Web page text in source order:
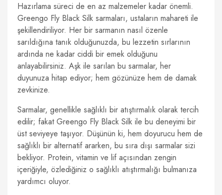
Hazırlama süreci de en az malzemeler kadar önemli.
Greengo Fly Black Silk sarmaları, ustaların mahareti ile
şekillendiriliyor. Her bir sarmanın nasıl özenle
sarıldığına tanık olduğunuzda, bu lezzetin sırlarının
ardında ne kadar ciddi bir emek olduğunu
anlayabilirsiniz. Aşk ile sarılan bu sarmalar, her
duyunuza hitap ediyor; hem gözünüze hem de damak
zevkinize.
Sarmalar, genellikle sağlıklı bir atıştırmalık olarak tercih
edilir; fakat Greengo Fly Black Silk ile bu deneyimi bir
üst seviyeye taşıyor. Düşünün ki, hem doyurucu hem de
sağlıklı bir alternatif ararken, bu sıra dışı sarmalar sizi
bekliyor. Protein, vitamin ve lif açısından zengin
içeriğiyle, özlediğiniz o sağlıklı atıştırmalığı bulmanıza
yardımcı oluyor.